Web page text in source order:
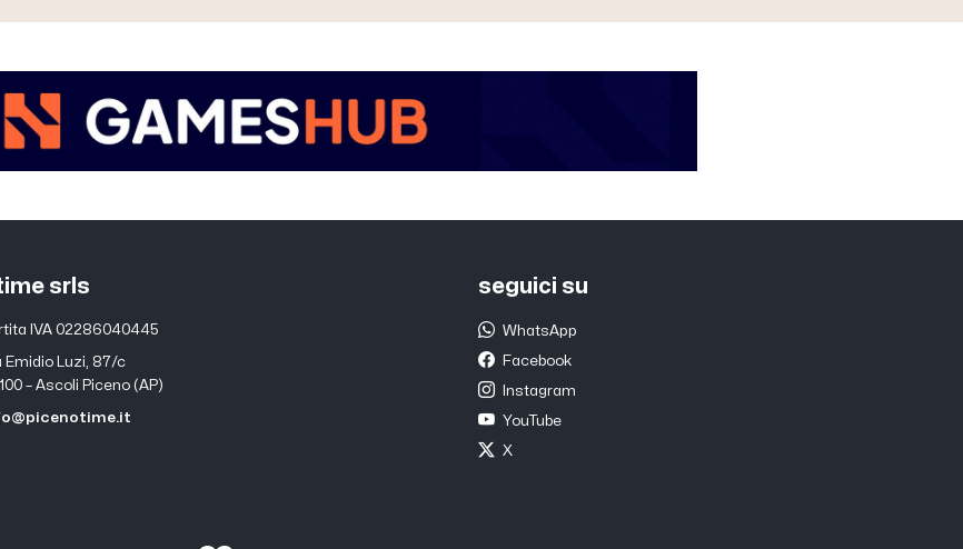
srls
IVA 02286040445
Emidio Luzi, 87/c
– Ascoli Piceno (AP)
seguici su
WhatsApp
Facebook
Instagram
YouTube
X